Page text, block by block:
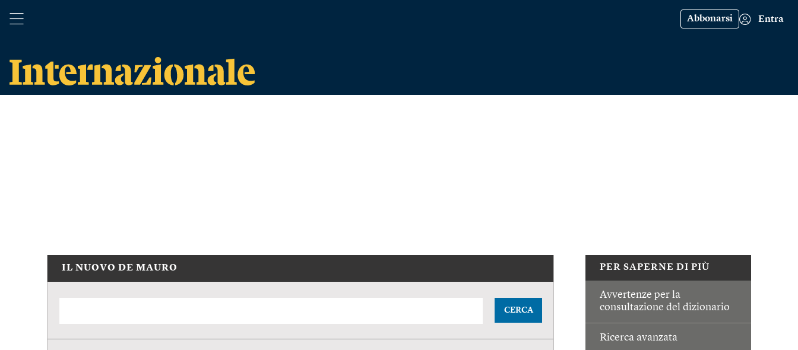
Abbonarsi Entra
PER SAPERNE DI PIÙ
Avvertenze per la
consultazione del dizionario
Ricerca avanzata
IL NUOVO DE MAURO
CERCA